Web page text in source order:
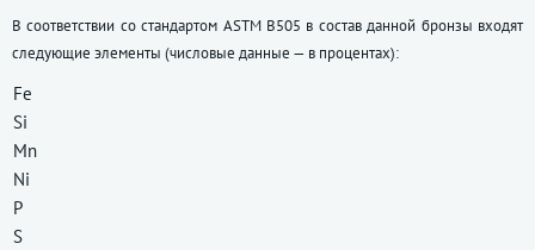
В соответствии со стандартом ASTM B505 в состав данной бронзы входят
следующие элементы (числовые данные — в процентах):
Fe
Si
Mn
Ni
P
S